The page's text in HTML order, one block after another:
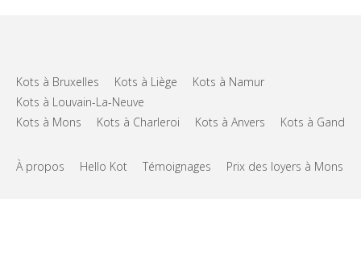
Kots à Bruxelles Kots à Liège
Kots à Namur
Kots à Louvain-La-Neuve
Kots à Mons
Kots à Charleroi Kots à Anvers Kots à Gand
À propos Hello Kot Témoignages Prix des loyers à Mons